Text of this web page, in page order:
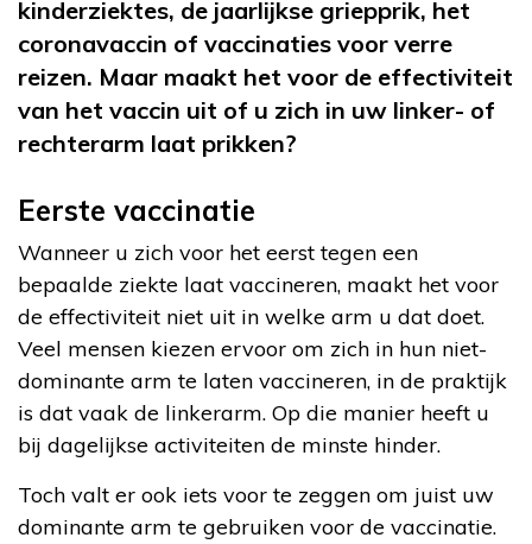
kinderziektes, de jaarlijkse griepprik, het
coronavaccin of vaccinaties voor verre
reizen. Maar maakt het voor de effectiviteit
van het vaccin uit of u zich in uw linker- of
rechterarm laat prikken?
Eerste vaccinatie
Wanneer u zich voor het eerst tegen een
bepaalde ziekte laat vaccineren, maakt het voor
de effectiviteit niet uit in welke arm u dat doet.
Veel mensen kiezen ervoor om zich in hun niet-
dominante arm te laten vaccineren, in de praktijk
is dat vaak de linkerarm. Op die manier heeft u
bij dagelijkse activiteiten de minste hinder.
Toch valt er ook iets voor te zeggen om juist uw
dominante arm te gebruiken voor de vaccinatie.